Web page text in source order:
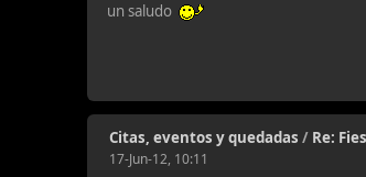
un saludo
Citas, eventos y quedadas / Re:
17-Jun-12, 10:11